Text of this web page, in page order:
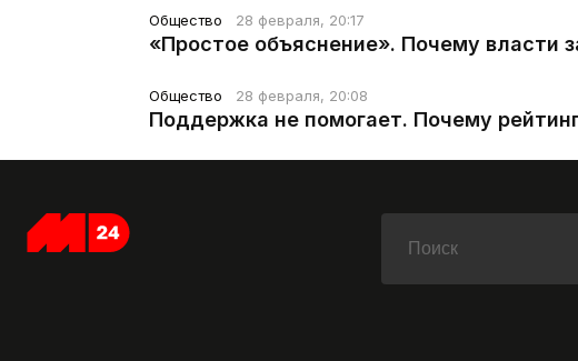
Общество 28 февраля, 20:17
«Простое объяснение». Почему власти
Общество 28 февраля, 20:08
Поддержка не помогает. Почему